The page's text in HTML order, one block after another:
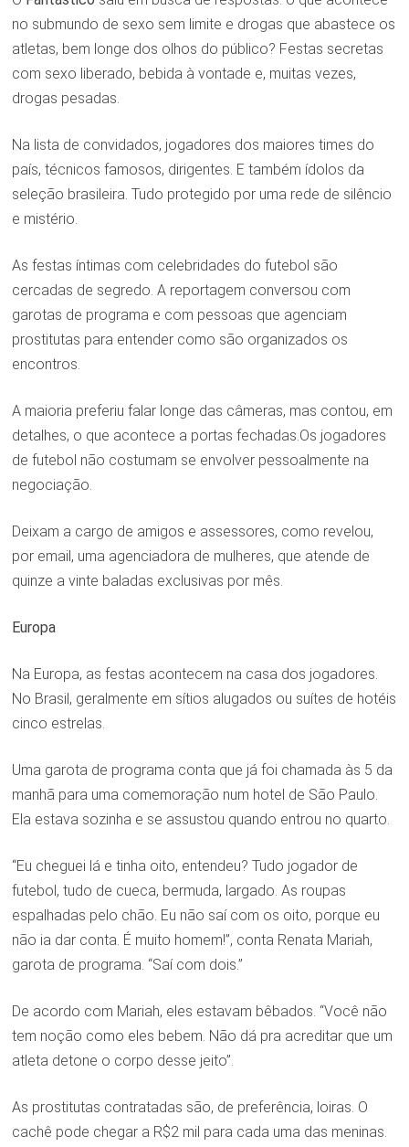
no submundo de sexo sem limite e drogas que abastece os
atletas, bem longe dos olhos do público? Festas secretas
com sexo liberado, bebida à vontade e, muitas vezes,
drogas pesadas.
Na lista de convidados, jogadores dos maiores times do
país, técnicos famosos, dirigentes. E também ídolos da
seleção brasileira. Tudo protegido por uma rede de silêncio
e mistério.
As festas íntimas com celebridades do futebol são
cercadas de segredo. A reportagem conversou com
garotas de programa e com pessoas que agenciam
prostitutas para entender como são organizados os
encontros.
A maioria preferiu falar longe das câmeras, mas contou, em
detalhes, o que acontece a portas fechadas.Os jogadores
de futebol não costumam se envolver pessoalmente na
negociação.
Deixam a cargo de amigos e assessores, como revelou,
por email, uma agenciadora de mulheres, que atende de
quinze a vinte baladas exclusivas por mês.
Europa
Na Europa, as festas acontecem na casa dos jogadores.
No Brasil, geralmente em sítios alugados ou suítes de hotéis
cinco estrelas.
Uma garota de programa conta que já foi chamada às 5 da
manhã para uma comemoração num hotel de São Paulo.
Ela estava sozinha e se assustou quando entrou no quarto.
“Eu cheguei lá e tinha oito, entendeu? Tudo jogador de
futebol, tudo de cueca, bermuda, largado. As roupas
espalhadas pelo chão. Eu não saí com os oito, porque eu
não ia dar conta. É muito homem!”, conta Renata Mariah,
garota de programa. “Saí com dois.”
De acordo com Mariah, eles estavam bêbados. “Você não
tem noção como eles bebem. Não dá pra acreditar que um
atleta detone o corpo desse jeito”.
As prostitutas contratadas são, de preferência, loiras. O
cachê pode chegar a R$2 mil para cada uma das meninas.